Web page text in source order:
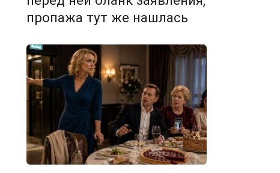
пропажа тут же нашлась